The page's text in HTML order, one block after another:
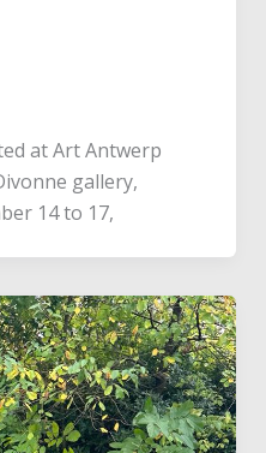
at Art Antwerp
gallery,
14 to 17,